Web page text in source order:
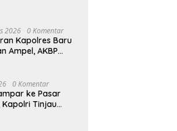
2026 0 Komentar
Kapolres Baru
Ampel, AKBP
0 Komentar
ke Pasar
Kapolri Tinjau